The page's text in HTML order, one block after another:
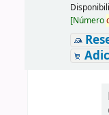
[Número